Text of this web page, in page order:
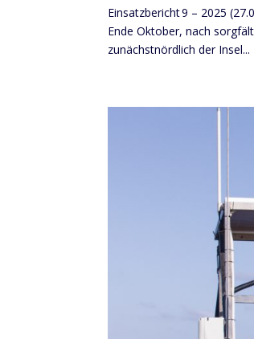
Einsatzbericht 9 – 2025
Ende Oktober, nach
zunächstnördlich der Insel...